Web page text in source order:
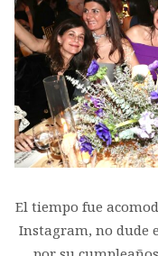
El tiempo fue
Instagram, no dude